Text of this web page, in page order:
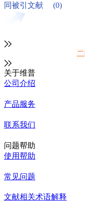
同被引文献 (0)
关于维普
公司介绍
产品服务
联系我们
问题帮助
使用帮助
常见问题
文献相关术语解释